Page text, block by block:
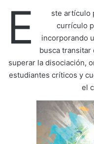
E
ste artículo
currículo
incorporando
busca transitar
superar la disociación,
estudiantes críticos y
el